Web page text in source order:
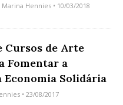
Marina Hennies • 10/03/2018
Cursos de Arte
Fomentar a
Economia Solidária
• 23/08/2017